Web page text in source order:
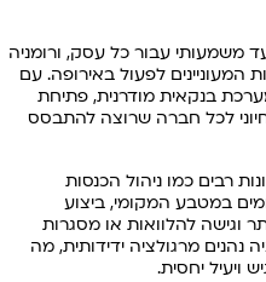
משמעותי עבור כל עסק, ורומניה
המעוניינים לפעול באירופה. עם
בנקאית מודרנית, פתיחת
לכל חברה שרוצה להתבסס
רבים כמו ניהול הכנסות
במטבע המקומי, ביצוע
וגישה להלוואות או מסגרות
נהנים מרגולציה ידידותית, מה
ויעיל יחסית.